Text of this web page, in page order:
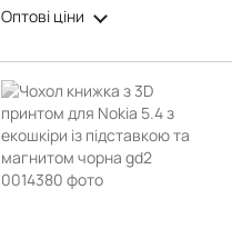
Оптові ціни